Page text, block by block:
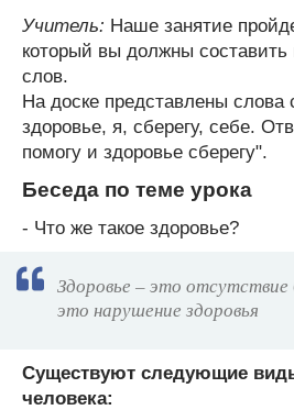
Учитель: Наше занятие
который вы должны
слов.
На доске представлены слова
здоровье, я, сберегу, себе.
помогу и здоровье сберегу".
Беседа по теме урока
- Что же такое здоровье?
Здоровье – это отсутствие
это нарушение здоровья
Существуют следующие
человека: